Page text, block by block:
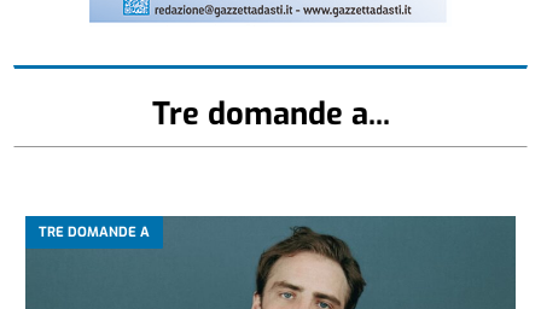
Tre domande a...
TRE DOMANDE A